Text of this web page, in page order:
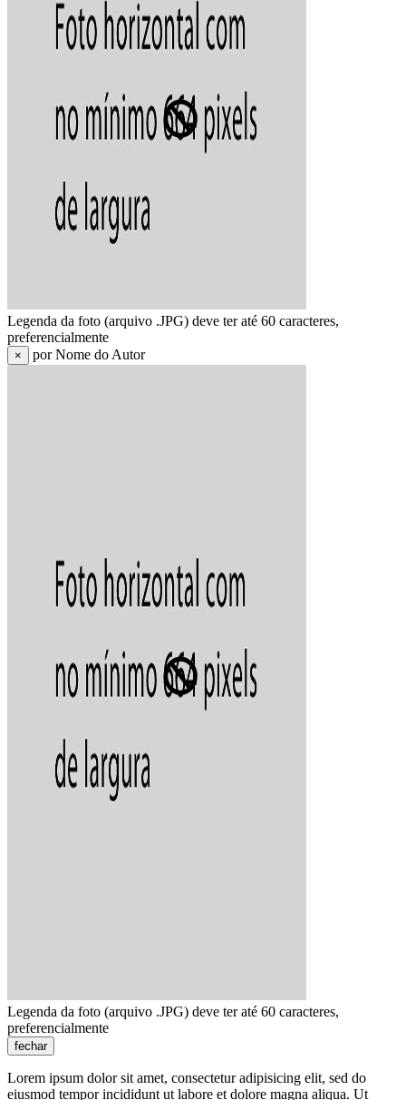
Legenda da foto (arquivo .JPG) deve ter até 60 caracteres,
preferencialmente
× por Nome do Autor
Legenda da foto (arquivo .JPG) deve ter até 60 caracteres,
preferencialmente
fechar
Lorem ipsum dolor sit amet, consectetur adipisicing elit, sed do
eiusmod tempor incididunt ut labore et dolore magna aliqua. Ut